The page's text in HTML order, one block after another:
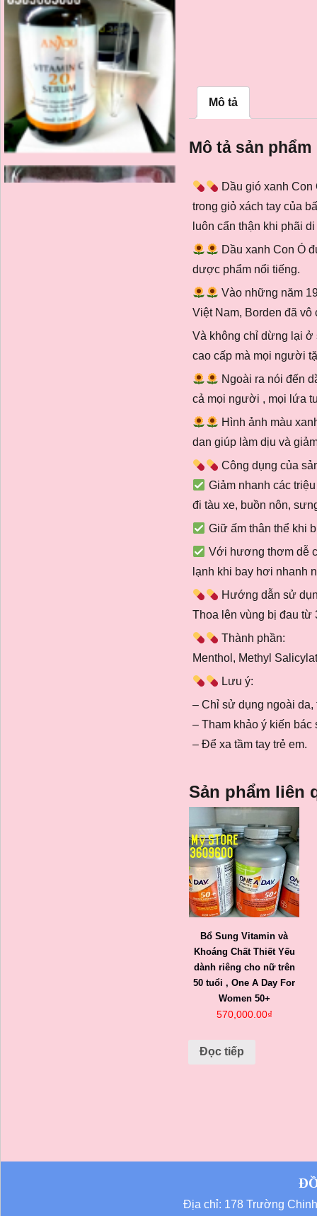
Mô tả
Mô tả sản phẩm
Dầu gió xanh Con
trong giỏ xách tay của
luôn cẩn thận khi phãi
Dầu xanh Con Ó
dược phẩm nổi tiếng.
Vào những năm
Việt Nam, Borden đã
Và không chỉ dừng lại ở
cao cấp mà mọi người
Ngoài ra nói đến
cả mọi người , mọi lứa
Hình ảnh màu
dan giúp làm dịu và
Công dụng của
Giảm nhanh các
đi tàu xe, buồn nôn,
Giữ ấm thân thể khi
Với hương thơm dễ
lạnh khi bay hơi nhanh
Hướng dẫn sử
Thoa lên vùng bị đau từ
Thành phần:
Menthol, Methyl
Lưu ý:
– Chỉ sử dụng ngoài
– Tham khảo ý kiến
– Để xa tầm tay trẻ em.
Sản phẩm liên
Bổ Sung Vitamin và
Khoáng Chất Thiết Yếu
dành riêng cho nữ trên
50 tuổi , One A Day For
Women 50+
570,000.00₫
Đọc tiếp
Địa chỉ: 178 Trường